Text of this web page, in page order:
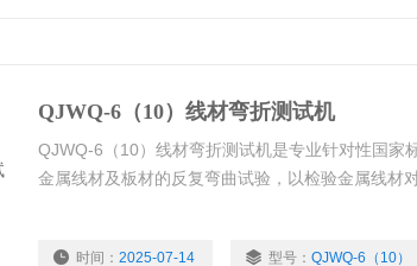
QJWQ-6（10）线材弯折测试机
QJWQ-6（10）线材弯折测试机是专业针对性国家
金属线材及板材的反复弯曲试验，以检验金属线材
时间： 2025-07-14 型号： QJWQ-6（10）